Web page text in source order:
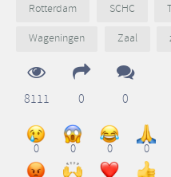
Rotterdam
SCHC
Wageningen
Zaal
8111 0 0
0 0 0 0